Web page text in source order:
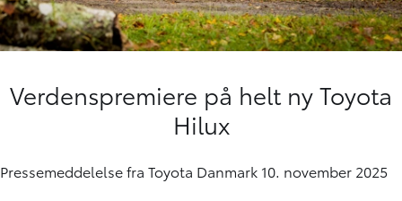
Verdenspremiere på helt ny Toyota
Hilux
Pressemeddelelse fra Toyota Danmark 10. november 2025